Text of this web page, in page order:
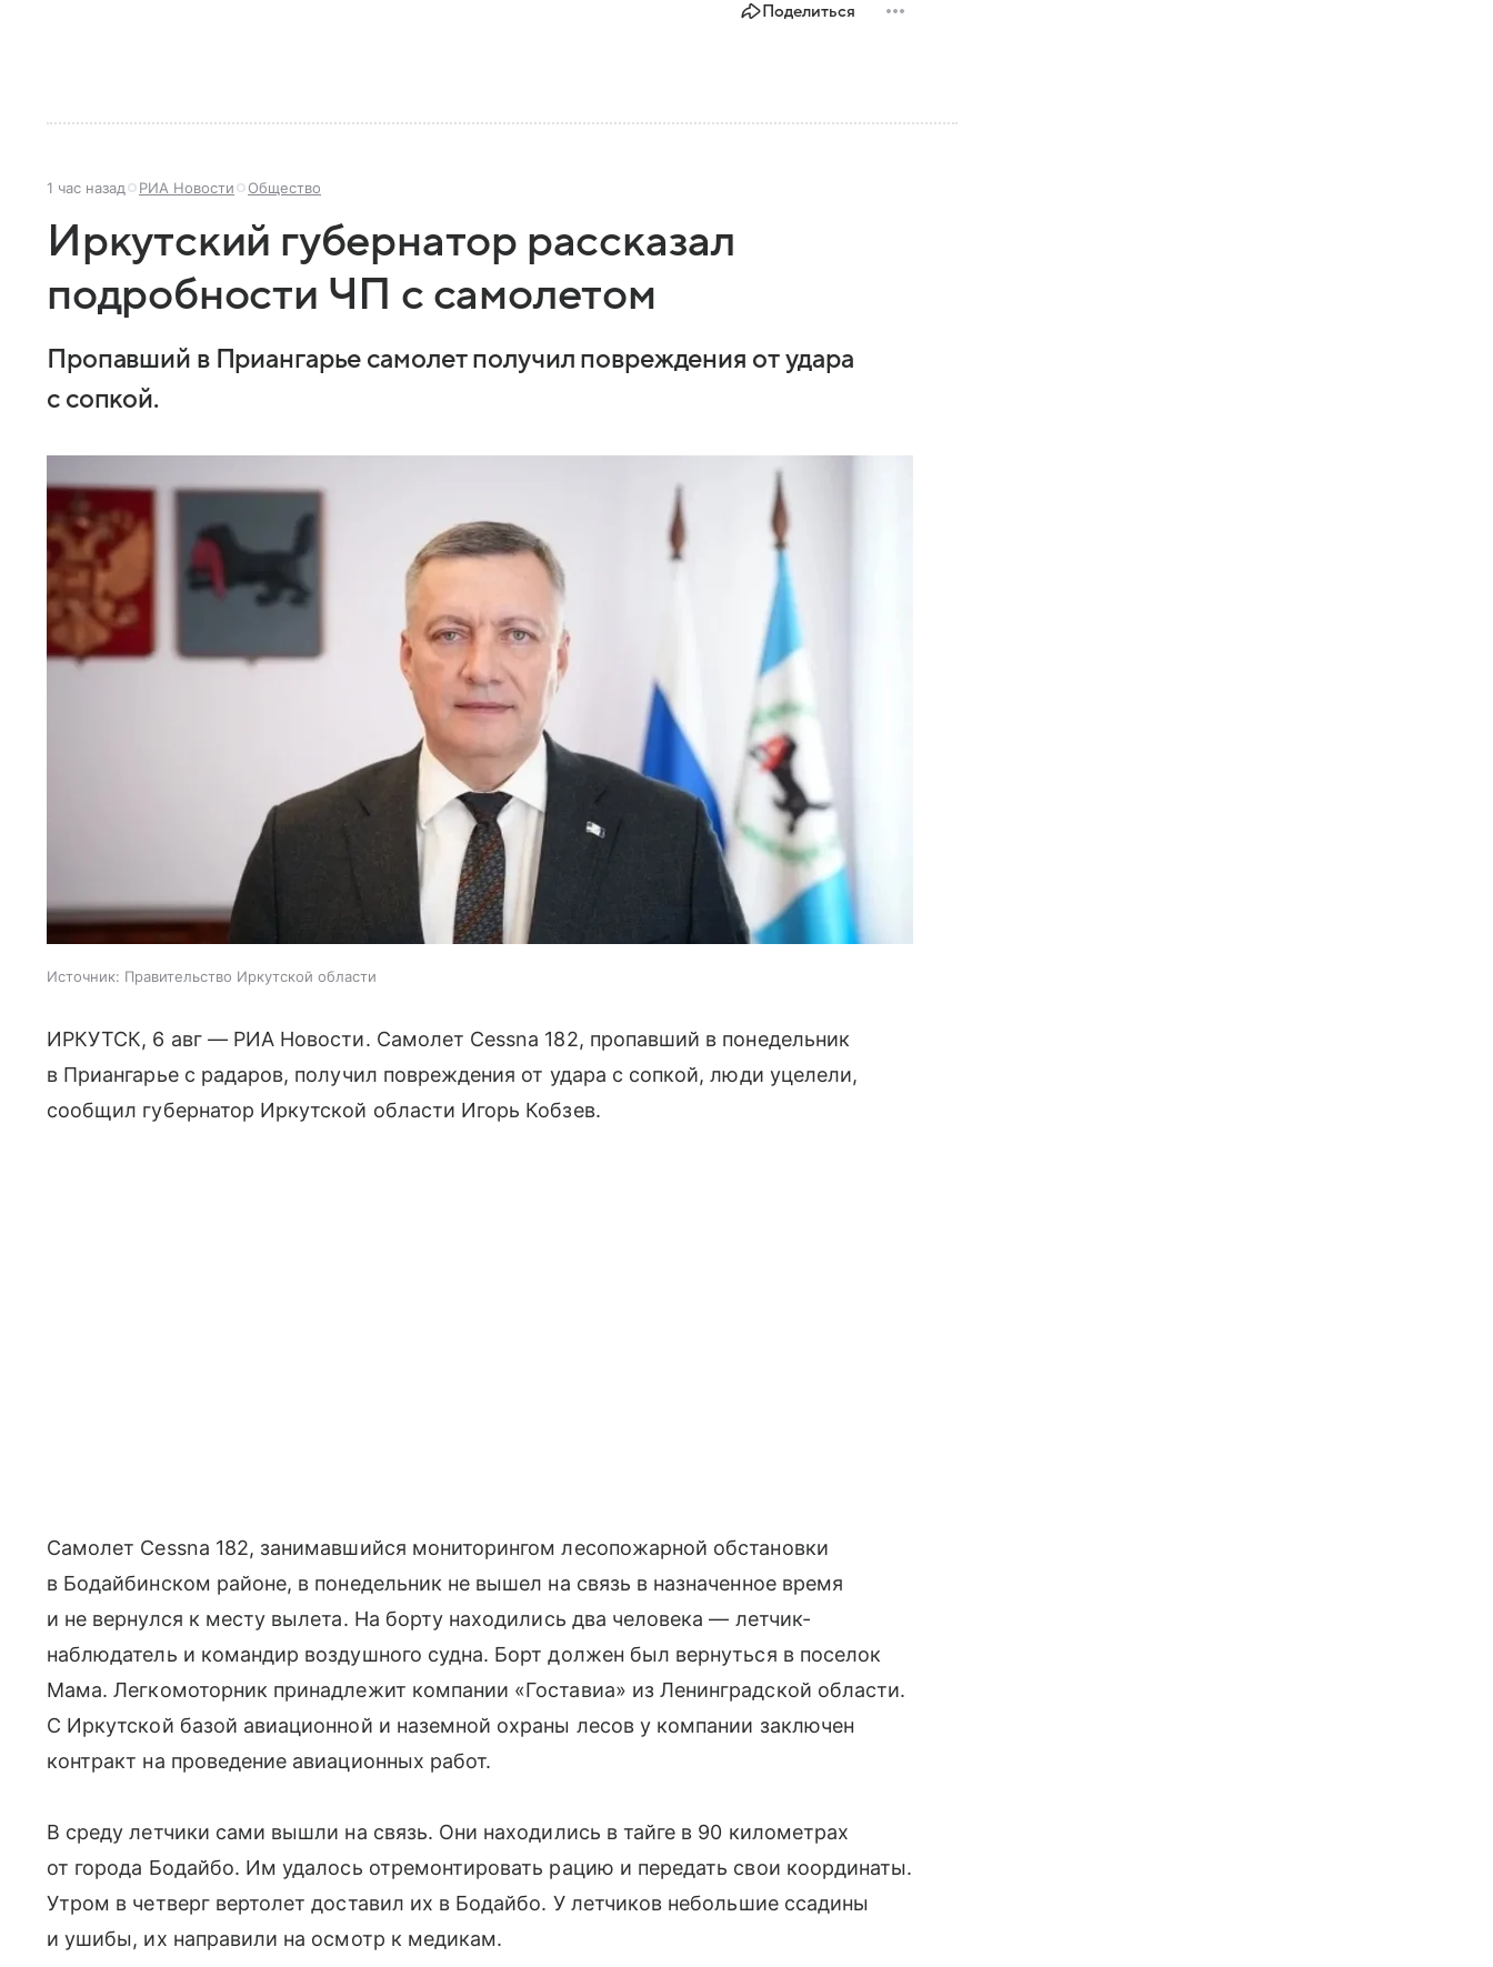
Поделиться
1 час назад РИА Новости Общество
Иркутский губернатор рассказал
подробности ЧП с самолетом
Пропавший в Приангарье самолет получил повреждения от удара
с сопкой.
Источник: Правительство Иркутской области
ИРКУТСК, 6 авг — РИА Новости. Самолет Cessna 182, пропавший в понедельник
в Приангарье с радаров, получил повреждения от удара с сопкой, люди уцелели,
сообщил губернатор Иркутской области Игорь Кобзев.
Самолет Cessna 182, занимавшийся мониторингом лесопожарной обстановки
в Бодайбинском районе, в понедельник не вышел на связь в назначенное время
и не вернулся к месту вылета. На борту находились два человека — летчик-
наблюдатель и командир воздушного судна. Борт должен был вернуться в поселок
Мама. Легкомоторник принадлежит компании «Гоставиа» из Ленинградской области.
С Иркутской базой авиационной и наземной охраны лесов у компании заключен
контракт на проведение авиационных работ.
В среду летчики сами вышли на связь. Они находились в тайге в 90 километрах
от города Бодайбо. Им удалось отремонтировать рацию и передать свои координаты.
Утром в четверг вертолет доставил их в Бодайбо. У летчиков небольшие ссадины
и ушибы, их направили на осмотр к медикам.